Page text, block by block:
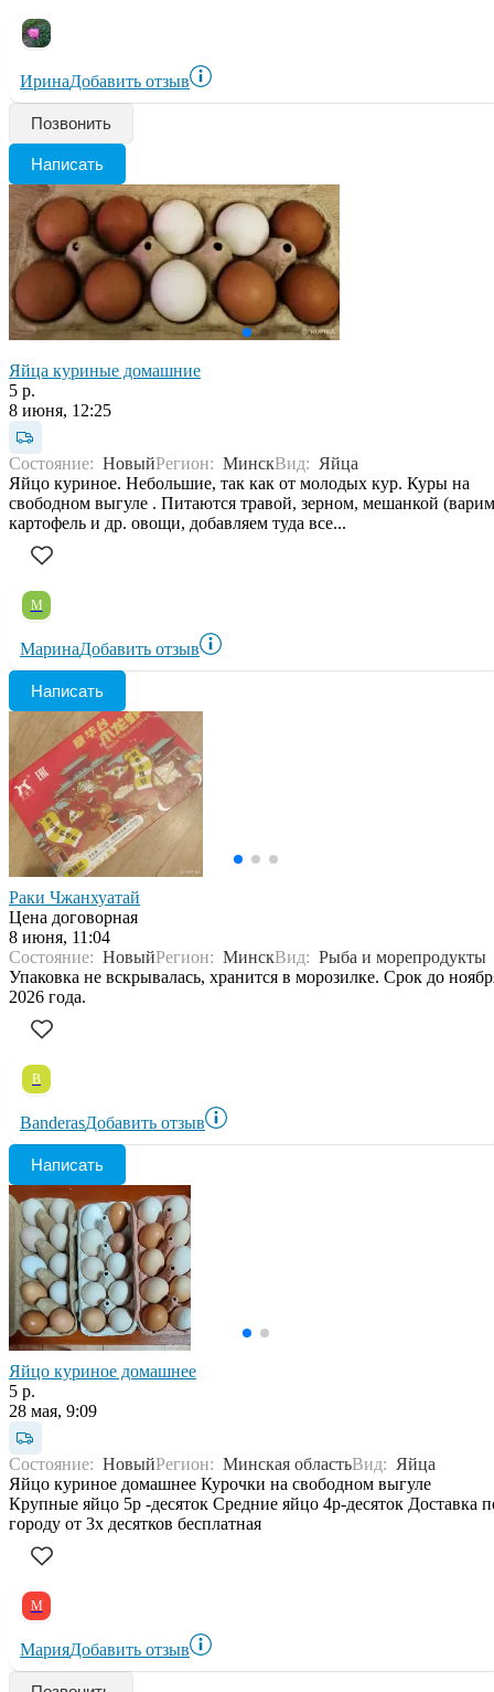
ИринаДобавить отзыв
Позвонить
Написать
Яйца куриные домашние
5 р.
8 июня, 12:25
Состояние: НовыйРегион: МинскВид: Яйца
Яйцо куриное. Небольшие, так как от молодых кур. Куры на
свободном выгуле . Питаются травой, зерном, мешанкой (варим
картофель и др. овощи, добавляем туда все...
М
МаринаДобавить отзыв
Написать
Раки Чжанхуатай
Цена договорная
8 июня, 11:04
Состояние: НовыйРегион: МинскВид: Рыба и морепродукты
Упаковка не вскрывалась, хранится в морозилке. Срок до
2026 года.
B
BanderasДобавить отзыв
Написать
Яйцо куриное домашнее
5 р.
28 мая, 9:09
Состояние: НовыйРегион: Минская областьВид: Яйца
Яйцо куриное домашнее Курочки на свободном выгуле
Крупные яйцо 5р -десяток Средние яйцо 4р-десяток Доставка
городу от 3х десятков бесплатная
М
МарияДобавить отзыв